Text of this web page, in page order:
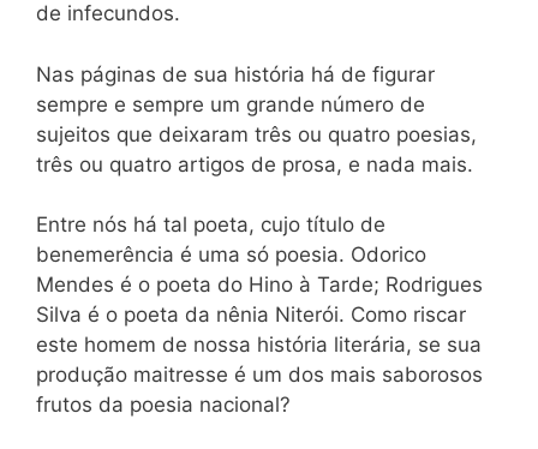
de infecundos.
Nas páginas de sua história há de figurar
sempre e sempre um grande número de
sujeitos que deixaram três ou quatro poesias,
três ou quatro artigos de prosa, e nada mais.
Entre nós há tal poeta, cujo título de
benemerência é uma só poesia. Odorico
Mendes é o poeta do Hino à Tarde; Rodrigues
Silva é o poeta da nênia Niterói. Como riscar
este homem de nossa história literária, se sua
produção maitresse é um dos mais saborosos
frutos da poesia nacional?